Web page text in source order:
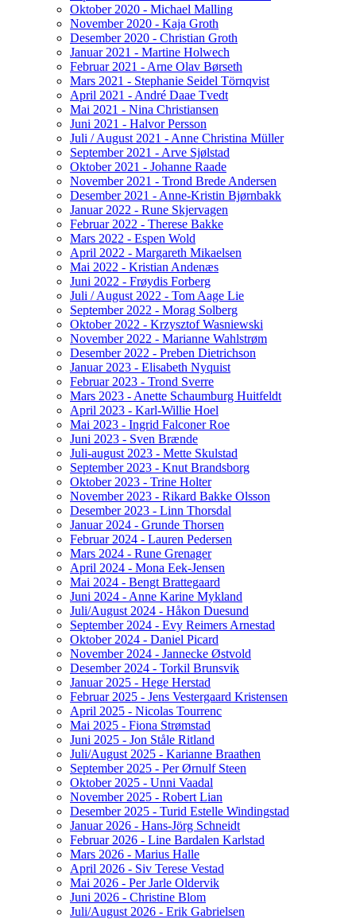
Oktober 2020 - Michael Malling
November 2020 - Kaja Groth
Desember 2020 - Christian Groth
Januar 2021 - Martine Holwech
Februar 2021 - Arne Olav Børseth
Mars 2021 - Stephanie Seidel Törnqvist
April 2021 - André Daae Tvedt
Mai 2021 - Nina Christiansen
Juni 2021 - Halvor Persson
Juli / August 2021 - Anne Christina Müller
September 2021 - Arve Sjølstad
Oktober 2021 - Johanne Raade
November 2021 - Trond Brede Andersen
Desember 2021 - Anne-Kristin Bjørnbakk
Januar 2022 - Rune Skjervagen
Februar 2022 - Therese Bakke
Mars 2022 - Espen Wold
April 2022 - Margareth Mikaelsen
Mai 2022 - Kristian Andenæs
Juni 2022 - Frøydis Forberg
Juli / August 2022 - Tom Aage Lie
September 2022 - Morag Solberg
Oktober 2022 - Krzysztof Wasniewski
November 2022 - Marianne Wahlstrøm
Desember 2022 - Preben Dietrichson
Januar 2023 - Elisabeth Nyquist
Februar 2023 - Trond Sverre
Mars 2023 - Anette Schaumburg Huitfeldt
April 2023 - Karl-Willie Hoel
Mai 2023 - Ingrid Falconer Roe
Juni 2023 - Sven Brænde
Juli-august 2023 - Mette Skulstad
September 2023 - Knut Brandsborg
Oktober 2023 - Trine Holter
November 2023 - Rikard Bakke Olsson
Desember 2023 - Linn Thorsdal
Januar 2024 - Grunde Thorsen
Februar 2024 - Lauren Pedersen
Mars 2024 - Rune Grenager
April 2024 - Mona Eek-Jensen
Mai 2024 - Bengt Brattegaard
Juni 2024 - Anne Karine Mykland
Juli/August 2024 - Håkon Duesund
September 2024 - Evy Reimers Arnestad
Oktober 2024 - Daniel Picard
November 2024 - Jannecke Østvold
Desember 2024 - Torkil Brunsvik
Januar 2025 - Hege Herstad
Februar 2025 - Jens Vestergaard Kristensen
April 2025 - Nicolas Tourrenc
Mai 2025 - Fiona Strømstad
Juni 2025 - Jon Ståle Ritland
Juli/August 2025 - Karianne Braathen
September 2025 - Per Ørnulf Steen
Oktober 2025 - Unni Vaadal
November 2025 - Robert Lian
Desember 2025 - Turid Estelle Windingstad
Januar 2026 - Hans-Jörg Schneidt
Februar 2026 - Line Bardalen Karlstad
Mars 2026 - Marius Halle
April 2026 - Siv Terese Vestad
Mai 2026 - Per Jarle Oldervik
Juni 2026 - Christine Blom
Juli/August 2026 - Erik Gabrielsen